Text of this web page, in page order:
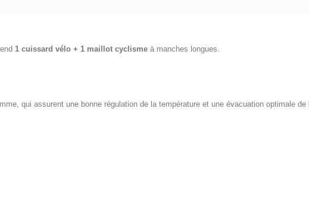
1 cuissard vélo + 1 maillot cyclisme à manches longues.
qui assurent une bonne régulation de la température et une évacuation optimale de